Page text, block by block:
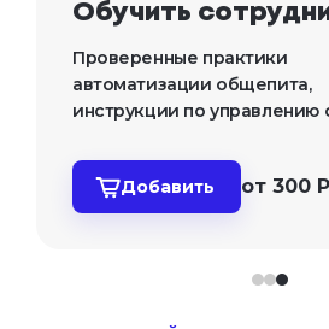
Обучить
Проверенные практики
автоматизации общепита,
инструкции по управлению
Добавить от 300 Р